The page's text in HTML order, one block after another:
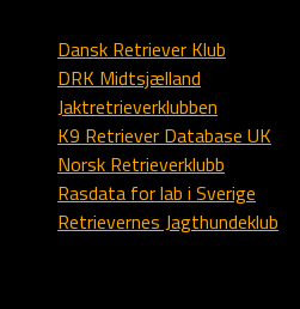
Dansk Retriever Klub
DRK Midtsjælland
Jaktretrieverklubben
K9 Retriever Database UK
Norsk Retrieverklubb
Rasdata for lab i Sverige
Retrievernes Jagthundeklub